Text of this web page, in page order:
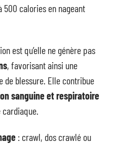
500 calories en nageant
est qu’elle ne génère pas
, favorisant ainsi une
de blessure. Elle contribue
sanguine et respiratoire
: crawl, dos crawlé ou